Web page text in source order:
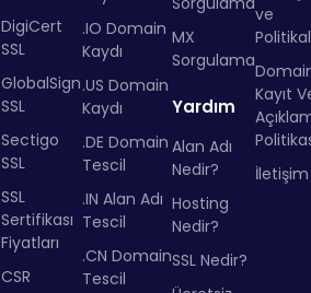
DigiCert
SSL
GlobalSign
SSL
Sectigo
SSL
SSL
Sertifikası
Fiyatları
CSR
.IO Domain
Kaydı
.US Domain
Kaydı
.DE Domain
Tescil
.IN Alan Adı
Tescil
.CN Domain
Tescil
MX
Sorgulama
Yardım
Alan Adı
Nedir?
Hosting
Nedir?
SSL Nedir?
ve
Kayıt
İletişim